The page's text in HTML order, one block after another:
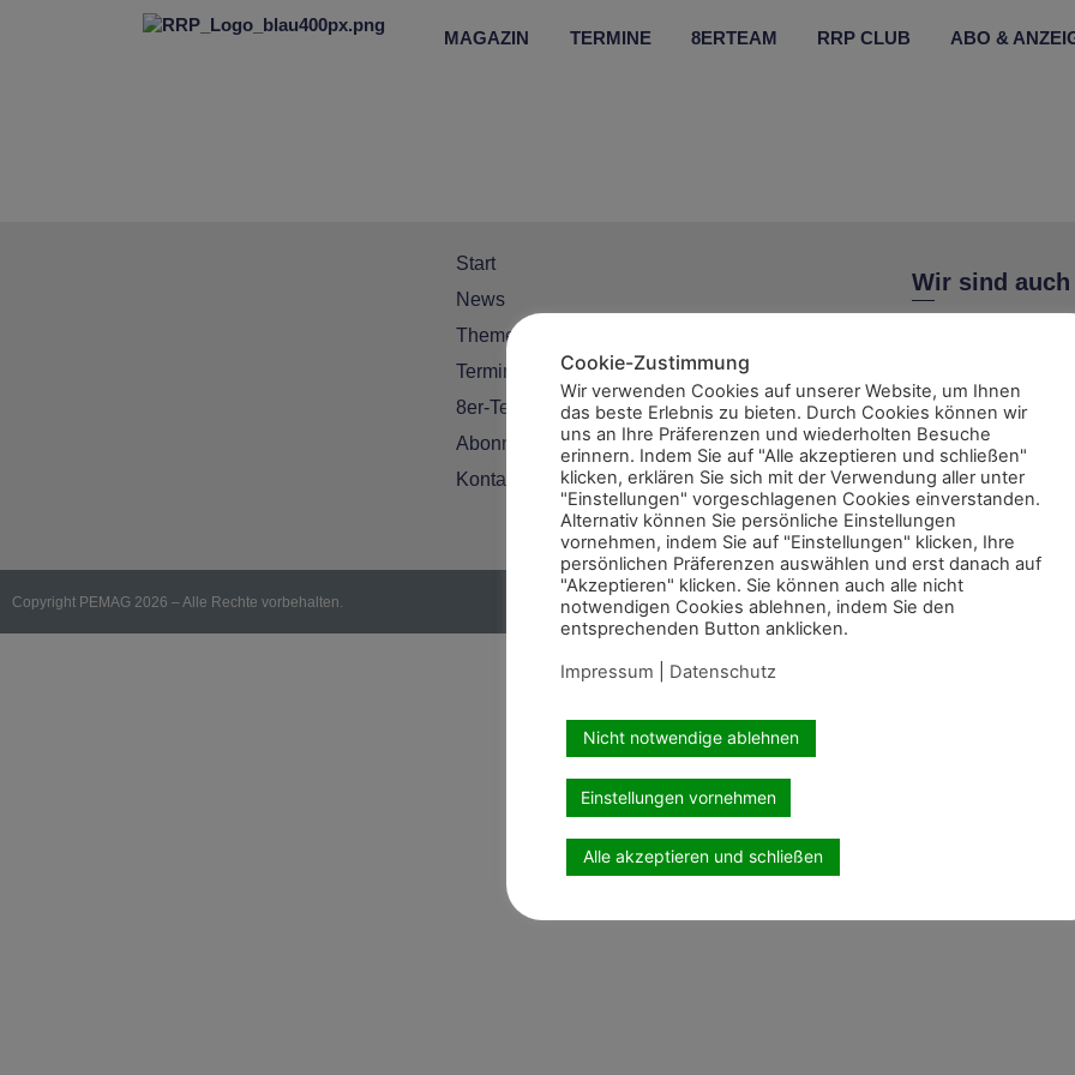
MAGAZIN TERMINE 8ERTEAM RRP CLUB ABO &
Start
News
Themen
Termine
8er-Team
Abonnement
Kontakt
Wir sind
Copyright PEMAG 2026 – Alle Rechte vorbehalten.
Cookie-Zustimmung
Wir verwenden Cookies auf unserer Website, um Ihnen
das beste Erlebnis zu bieten. Durch Cookies können wir
uns an Ihre Präferenzen und wiederholten Besuche
erinnern. Indem Sie auf "Alle akzeptieren und schließen"
klicken, erklären Sie sich mit der Verwendung aller unter
"Einstellungen" vorgeschlagenen Cookies einverstanden.
Alternativ können Sie persönliche Einstellungen
vornehmen, indem Sie auf "Einstellungen" klicken, Ihre
persönlichen Präferenzen auswählen und erst danach auf
"Akzeptieren" klicken. Sie können auch alle nicht
notwendigen Cookies ablehnen, indem Sie den
entsprechenden Button anklicken.
Impressum
Datenschutz
Nicht notwendige ablehnen
Einstellungen vornehmen
Alle akzeptieren und schließen